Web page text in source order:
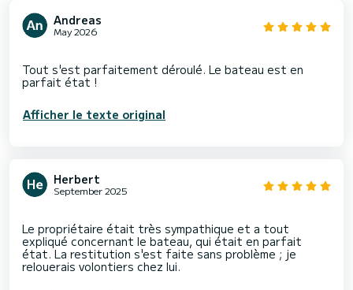
Andreas
May 2026
Tout s'est parfaitement déroulé. Le bateau est en
Afficher le texte original
Herbert
September 2025
Le propriétaire était très sympathique et a tout
expliqué concernant le bateau, qui était en parfait
état. La restitution s'est faite sans problème ; je